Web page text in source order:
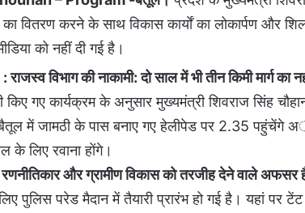
वितरण करने के साथ विकास कार्याें का लोकार्पण और
को नहीं दी गई है।
विभाग की नाकामी: दो साल में भी तीन किमी मार्ग का
किए गए कार्यक्रम के अनुसार मुख्यमंत्री शिवराज सिंह
में जामठी के पास बनाए गए हेलीपेड पर 2.35 पहुंचेंगे
के लिए रवाना होंगे।
और ग्रामीण विकास को तरजीह देने वाले अफसर
पुलिस परेड मैदान में तैयारी प्रारंभ हो गई है। यहां पर